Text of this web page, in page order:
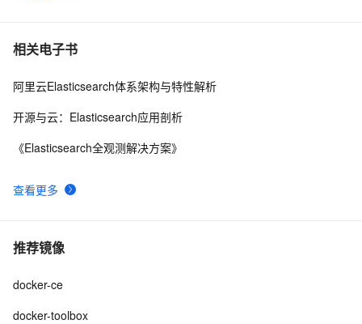
相关电子书
查看更多
阿里云Elasticsearch体系架构与特性解析
开源与云：Elasticsearch应用剖析
《Elasticsearch全观测解决方案》
推荐镜像
docker-ce
docker-toolbox